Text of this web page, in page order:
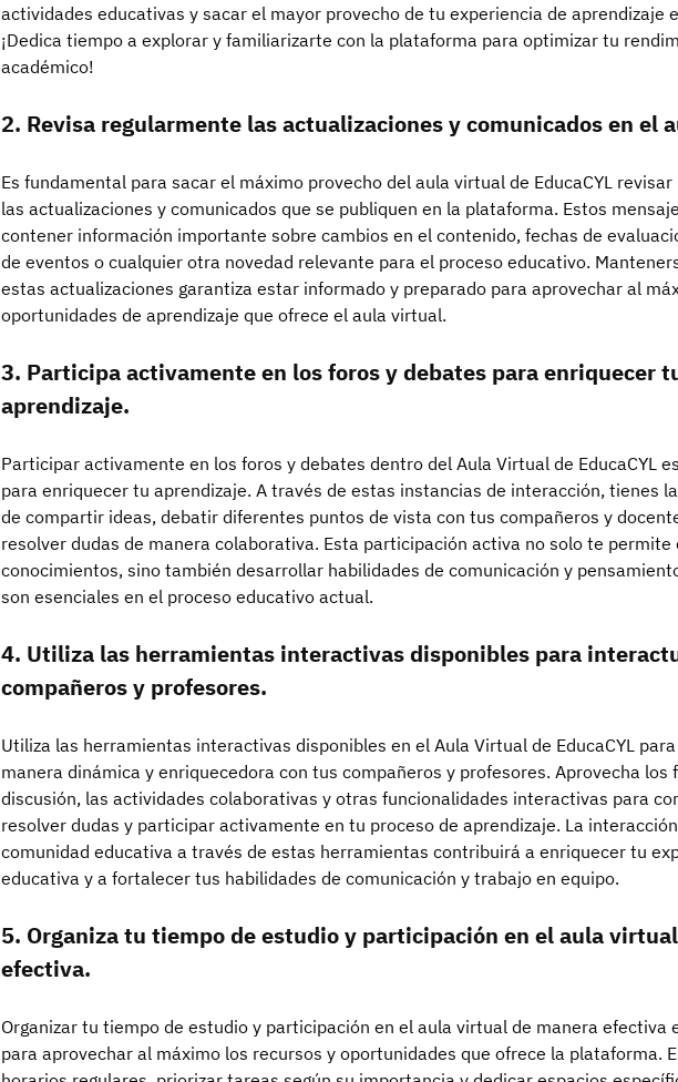
actividades educativas y sacar el mayor provecho de tu experiencia de aprendizaje
¡Dedica tiempo a explorar y familiarizarte con la plataforma para optimizar tu
académico!
2. Revisa regularmente las actualizaciones y comunicados en el
Es fundamental para sacar el máximo provecho del aula virtual de EducaCYL
las actualizaciones y comunicados que se publiquen en la plataforma. Estos
contener información importante sobre cambios en el contenido, fechas de
de eventos o cualquier otra novedad relevante para el proceso educativo.
estas actualizaciones garantiza estar informado y preparado para aprovechar al
oportunidades de aprendizaje que ofrece el aula virtual.
3. Participa activamente en los foros y debates para enriquecer
aprendizaje.
Participar activamente en los foros y debates dentro del Aula Virtual de EducaCYL
para enriquecer tu aprendizaje. A través de estas instancias de interacción, tienes
de compartir ideas, debatir diferentes puntos de vista con tus compañeros y
resolver dudas de manera colaborativa. Esta participación activa no solo te permite
conocimientos, sino también desarrollar habilidades de comunicación y
son esenciales en el proceso educativo actual.
4. Utiliza las herramientas interactivas disponibles para
compañeros y profesores.
Utiliza las herramientas interactivas disponibles en el Aula Virtual de EducaCYL
manera dinámica y enriquecedora con tus compañeros y profesores. Aprovecha los
discusión, las actividades colaborativas y otras funcionalidades interactivas para
resolver dudas y participar activamente en tu proceso de aprendizaje. La
comunidad educativa a través de estas herramientas contribuirá a enriquecer tu
educativa y a fortalecer tus habilidades de comunicación y trabajo en equipo.
5. Organiza tu tiempo de estudio y participación en el aula
efectiva.
Organizar tu tiempo de estudio y participación en el aula virtual de manera efectiva
para aprovechar al máximo los recursos y oportunidades que ofrece la plataforma.